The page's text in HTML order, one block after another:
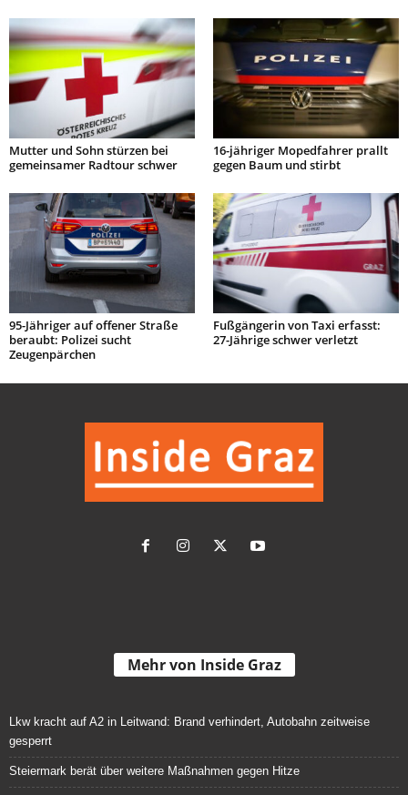
Mutter und Sohn stürzen bei
gemeinsamer Radtour schwer
16-jähriger Mopedfahrer prallt
gegen Baum und stirbt
95-Jähriger auf offener Straße
beraubt: Polizei sucht
Zeugenpärchen
Fußgängerin von Taxi erfasst:
27-Jährige schwer verletzt
Mehr von Inside Graz
Lkw kracht auf A2 in Leitwand: Brand verhindert, Autobahn zeitweise
gesperrt
Steiermark berät über weitere Maßnahmen gegen Hitze